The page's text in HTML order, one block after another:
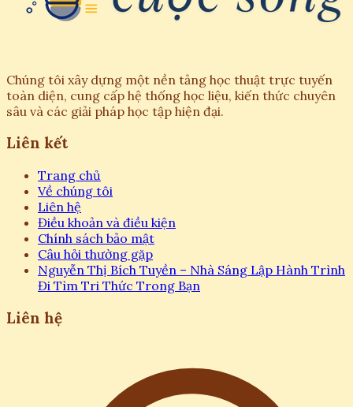
Chúng tôi xây dựng một nền tảng học thuật trực tuyến
toàn diện, cung cấp hệ thống học liệu, kiến thức chuyên
sâu và các giải pháp học tập hiện đại.
Liên kết
Trang chủ
Về chúng tôi
Liên hệ
Điều khoản và điều kiện
Chính sách bảo mật
Câu hỏi thường gặp
Nguyễn Thị Bích Tuyền – Nhà Sáng Lập Hành Trình
Đi Tìm Tri Thức Trong Bạn
Liên hệ